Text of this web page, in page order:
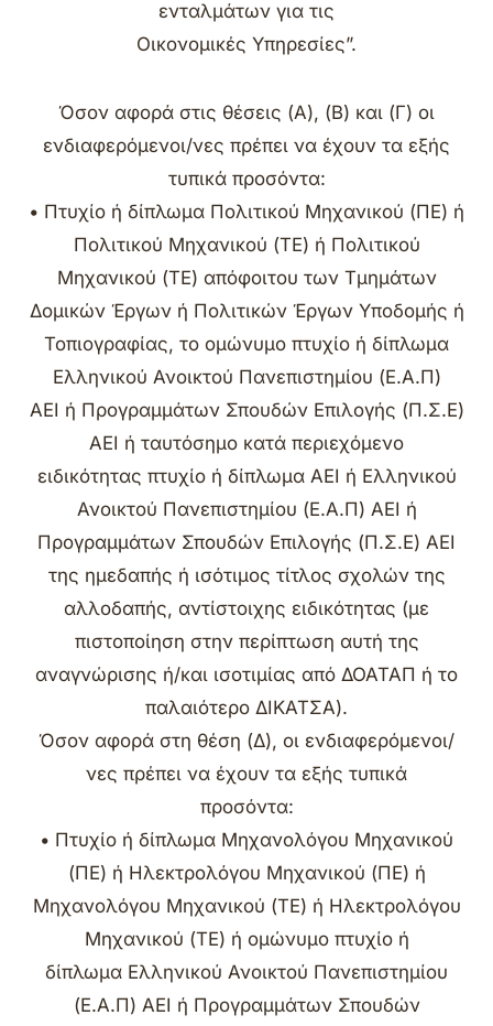
ενταλμάτων για τις
Οικονομικές Υπηρεσίες”.
Όσον αφορά στις θέσεις (Α), (Β) και (Γ) οι
ενδιαφερόμενοι/νες πρέπει να έχουν τα εξής
τυπικά προσόντα:
• Πτυχίο ή δίπλωμα Πολιτικού Μηχανικού (ΠΕ) ή
Πολιτικού Μηχανικού (ΤΕ) ή Πολιτικού
Μηχανικού (ΤΕ) απόφοιτου των Τμημάτων
Δομικών Έργων ή Πολιτικών Έργων Υποδομής ή
Τοπιογραφίας, το ομώνυμο πτυχίο ή δίπλωμα
Ελληνικού Ανοικτού Πανεπιστημίου (Ε.Α.Π)
ΑΕΙ ή Προγραμμάτων Σπουδών Επιλογής (Π.Σ.Ε)
ΑΕΙ ή ταυτόσημο κατά περιεχόμενο
ειδικότητας πτυχίο ή δίπλωμα ΑΕΙ ή Ελληνικού
Ανοικτού Πανεπιστημίου (Ε.Α.Π) ΑΕΙ ή
Προγραμμάτων Σπουδών Επιλογής (Π.Σ.Ε) ΑΕΙ
της ημεδαπής ή ισότιμος τίτλος σχολών της
αλλοδαπής, αντίστοιχης ειδικότητας (με
πιστοποίηση στην περίπτωση αυτή της
αναγνώρισης ή/και ισοτιμίας από ΔΟΑΤΑΠ ή το
παλαιότερο ΔΙΚΑΤΣΑ).
Όσον αφορά στη θέση (Δ), οι ενδιαφερόμενοι/
νες πρέπει να έχουν τα εξής τυπικά
προσόντα:
• Πτυχίο ή δίπλωμα Μηχανολόγου Μηχανικού
(ΠΕ) ή Ηλεκτρολόγου Μηχανικού (ΠΕ) ή
Μηχανολόγου Μηχανικού (ΤΕ) ή Ηλεκτρολόγου
Μηχανικού (ΤΕ) ή ομώνυμο πτυχίο ή
δίπλωμα Ελληνικού Ανοικτού Πανεπιστημίου
(Ε.Α.Π) ΑΕΙ ή Προγραμμάτων Σπουδών